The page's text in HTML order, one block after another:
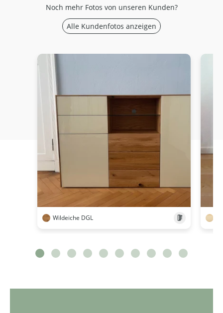
Noch mehr Fotos von unseren Kunden?
Alle Kundenfotos anzeigen
Wildeiche DGL